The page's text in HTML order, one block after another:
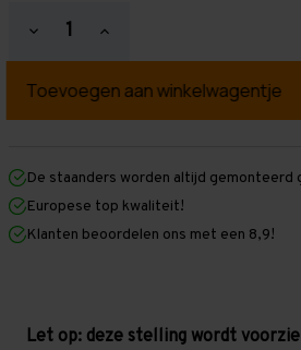
Hoeveelheid
verlagen
Grootvakstelling
mm
mm
x
800
mm
Hoeveelheid
verhogen
Grootvakstelling
mm
mm
800
mm
De staanders worden altijd gemonteerd
Europese top kwaliteit!
Klanten beoordelen ons met een 8,9!
Let op: deze stelling wordt